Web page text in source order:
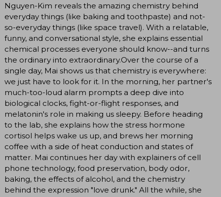
Nguyen-Kim reveals the amazing chemistry behind
everyday things (like baking and toothpaste) and not-
so-everyday things (like space travel). With a relatable,
funny, and conversational style, she explains essential
chemical processes everyone should know--and turns
the ordinary into extraordinary.Over the course of a
single day, Mai shows us that chemistry is everywhere:
we just have to look for it. In the morning, her partner's
much-too-loud alarm prompts a deep dive into
biological clocks, fight-or-flight responses, and
melatonin's role in making us sleepy. Before heading
to the lab, she explains how the stress hormone
cortisol helps wake us up, and brews her morning
coffee with a side of heat conduction and states of
matter. Mai continues her day with explainers of cell
phone technology, food preservation, body odor,
baking, the effects of alcohol, and the chemistry
behind the expression "love drunk." All the while, she